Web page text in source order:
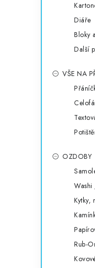
Diáře
Bloky
Další
VŠE NA
OZDOBY
Kytky,
Rub-